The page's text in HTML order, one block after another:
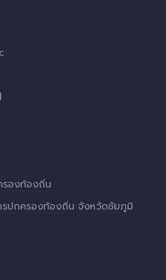
รองท้องถิ่น
รปกครองท้องถิ่น จังหวัดชัยภูมิ